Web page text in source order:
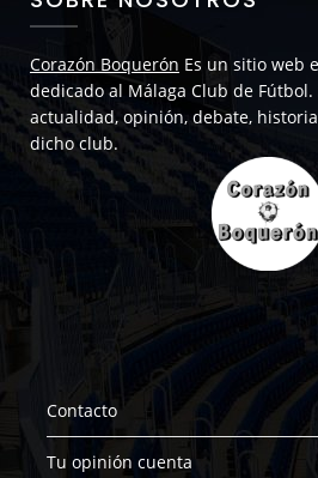
Corazón Boquerón Es un sitio web
dedicado al Málaga Club de
actualidad, opinión, debate,
dicho club.
Contacto
Tu opinión cuenta